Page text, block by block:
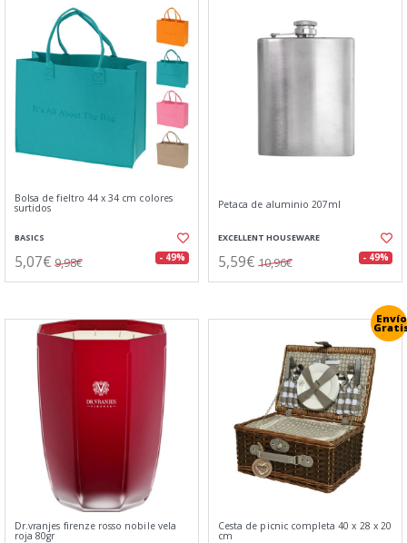
Bolsa de fieltro 44 x 34 cm colores
surtidos
BASICS
5,07€ 9,98€ - 49%
Petaca de aluminio 207ml
EXCELLENT HOUSEWARE
5,59€ 10,96€ - 49%
Dr.vranjes firenze rosso nobile vela
roja 80gr
Envío
Cesta de picnic completa 40 x 28 x 20
cm